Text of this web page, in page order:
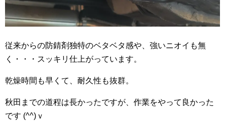
従来からの防錆剤独特のベタベタ感や、強いニオイも無
く・・・スッキリ仕上がっています。
乾燥時間も早くて、耐久性も抜群。
秋田までの道程は長かったですが、作業をやって良かった
です (^^)ｖ